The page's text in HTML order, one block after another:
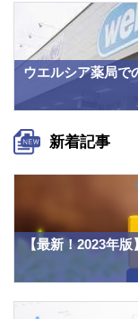
ウエルシア薬局で
新着記事
【最新！2023年